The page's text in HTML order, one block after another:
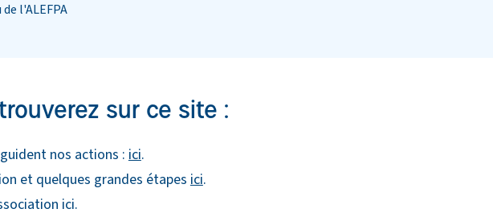
l'ALEFPA
sur ce site :
guident nos actions :ici.
et quelques grandes étapesici.
ici.